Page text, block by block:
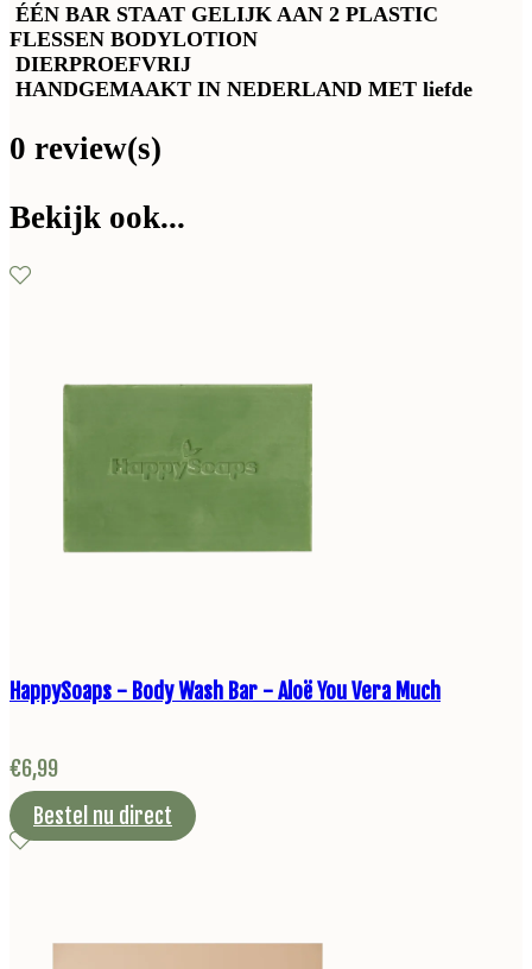
ÉÉN BAR STAAT GELIJK AAN 2 PLASTIC
FLESSEN BODYLOTION
DIERPROEFVRIJ
HANDGEMAAKT IN NEDERLAND MET liefde
0 review(s)
Bekijk ook...
HappySoaps - Body Wash Bar - Aloë You Vera Much
€6,99
Bestel nu direct